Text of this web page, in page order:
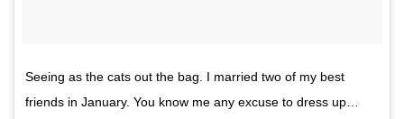
Seeing as the cats out the bag. I married two of my best
friends in January. You know me any excuse to dress up…